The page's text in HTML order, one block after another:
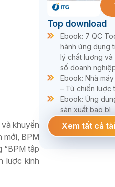
khuyến
mới, BPM
“BPM tập
lược kinh
Top download
Ebook: 7 QC
hành ứng dụng
lý chất lượng và
số doanh nghiệp
Ebook: Nhà
– Từ chiến lược
Ebook: Ứng
sản xuất bao bì
Xem tất cả